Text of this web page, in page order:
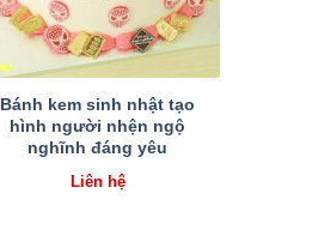
Bánh kem sinh nhật tạo
hình người nhện ngộ
nghĩnh đáng yêu
Liên hệ